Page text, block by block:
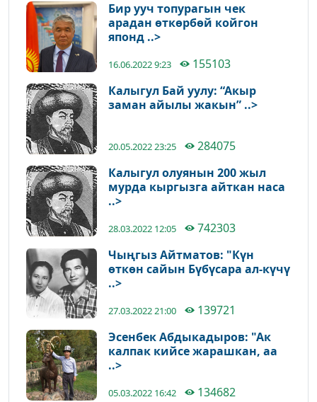
Бир ууч топурагын чек
арадан өткөрбөй койгон
японд ..>
16.06.2022 9:23
155103
Калыгул Бай уулу: “Акыр
заман айылы жакын” ..>
20.05.2022 23:25
284075
Калыгул олуянын 200 жыл
мурда кыргызга айткан наса
..>
28.03.2022 12:05
742303
Чыңгыз Айтматов: "Күн
өткөн сайын Бүбүсара ал-күчү
..>
27.03.2022 21:00
139721
Эсенбек Абдыкадыров: "Ак
калпак кийсе жарашкан, аа
..>
05.03.2022 16:42 134682